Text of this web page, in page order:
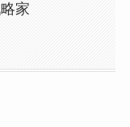
家